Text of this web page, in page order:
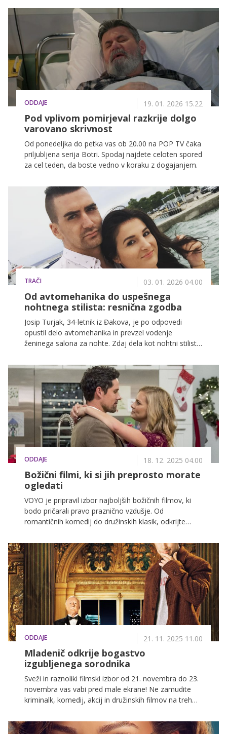
ODDAJE 19. 01. 2026 15.22
Pod vplivom pomirjeval razkrije dolgo
varovano skrivnost
Od ponedeljka do petka vas ob 20.00 na POP TV čaka
priljubljena serija Botri. Spodaj najdete celoten spored
za cel teden, da boste vedno v koraku z dogajanjem.
TRAČI 03. 01. 2026 04.00
Od avtomehanika do uspešnega
nohtnega stilista: resnična zgodba
Josip Turjak, 34-letnik iz Đakova, je po odpovedi
opustil delo avtomehanika in prevzel vodenje
ženinega salona za nohte. Zdaj dela kot nohtni stilist,
ustvarjanju.
ODDAJE 18. 12. 2025 04.00
Božični filmi, ki si jih preprosto morate
ogledati
VOYO je pripravil izbor najboljših božičnih filmov, ki
bodo pričarali pravo praznično vzdušje. Od
romantičnih komedij do družinskih klasik, odkrijte
ODDAJE 21. 11. 2025 11.00
Mladenič odkrije bogastvo
izgubljenega sorodnika
Sveži in raznoliki filmski izbor od 21. novembra do 23.
novembra vas vabi pred male ekrane! Ne zamudite
kriminalk, komedij, akcij in družinskih filmov na treh
POP TV, Kanal A in KINO.